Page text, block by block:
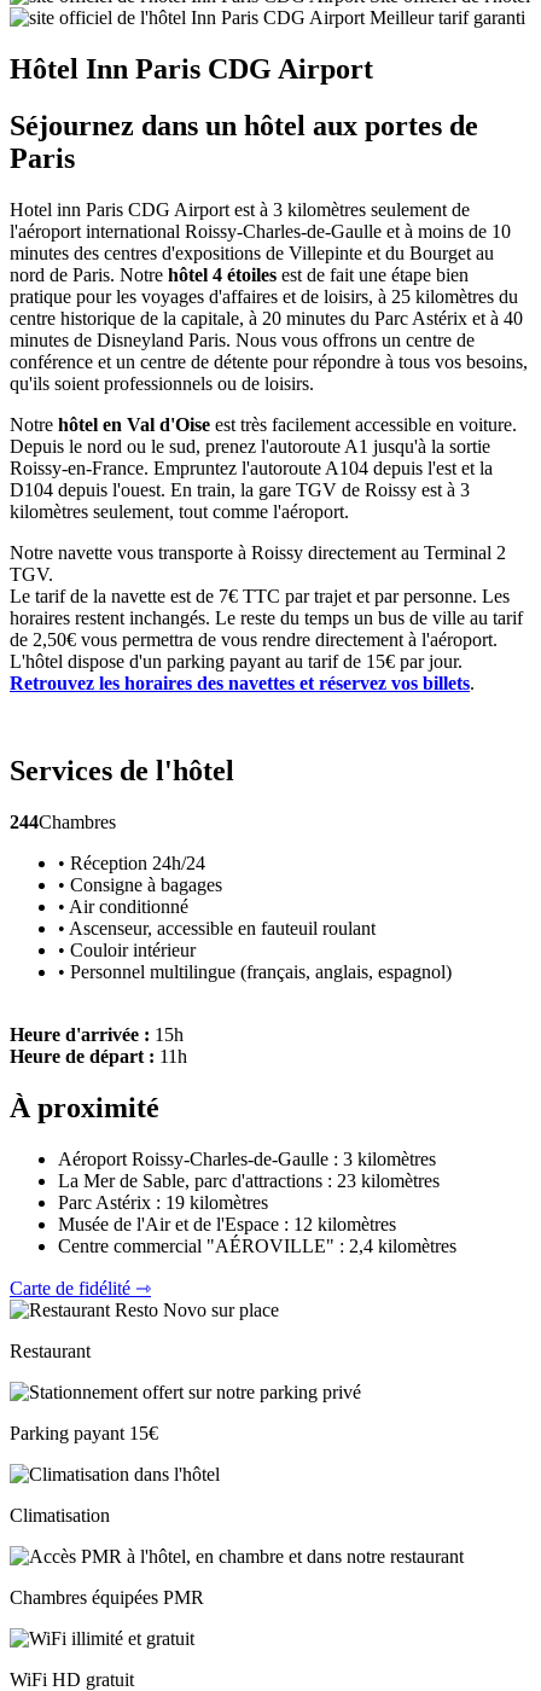
Meilleur tarif garanti
Hôtel Inn Paris CDG Airport
Séjournez dans un hôtel aux portes de
Paris
Hotel inn Paris CDG Airport est à 3 kilomètres seulement de
l'aéroport international Roissy-Charles-de-Gaulle et à moins de 10
minutes des centres d'expositions de Villepinte et du Bourget au
nord de Paris. Notre hôtel 4 étoiles est de fait une étape bien
pratique pour les voyages d'affaires et de loisirs, à 25 kilomètres du
centre historique de la capitale, à 20 minutes du Parc Astérix et à 40
minutes de Disneyland Paris. Nous vous offrons un centre de
conférence et un centre de détente pour répondre à tous vos besoins,
qu'ils soient professionnels ou de loisirs.
Notre hôtel en Val d'Oise est très facilement accessible en voiture.
Depuis le nord ou le sud, prenez l'autoroute A1 jusqu'à la sortie
Roissy-en-France. Empruntez l'autoroute A104 depuis l'est et la
D104 depuis l'ouest. En train, la gare TGV de Roissy est à 3
kilomètres seulement, tout comme l'aéroport.
Notre navette vous transporte à Roissy directement au Terminal 2
TGV.
Le tarif de la navette est de 7€ TTC par trajet et par personne. Les
horaires restent inchangés. Le reste du temps un bus de ville au tarif
de 2,50€ vous permettra de vous rendre directement à l'aéroport.
L'hôtel dispose d'un parking payant au tarif de 15€ par jour.
Retrouvez les horaires des navettes et réservez vos billets.
Services de l'hôtel
244Chambres
• Réception 24h/24
• Consigne à bagages
• Air conditionné
• Ascenseur, accessible en fauteuil roulant
• Couloir intérieur
• Personnel multilingue (français, anglais, espagnol)
Heure d'arrivée : 15h
Heure de départ : 11h
À proximité
Aéroport Roissy-Charles-de-Gaulle : 3 kilomètres
La Mer de Sable, parc d'attractions : 23 kilomètres
Parc Astérix : 19 kilomètres
Musée de l'Air et de l'Espace : 12 kilomètres
Centre commercial "AÉROVILLE" : 2,4 kilomètres
Carte de fidélité ⇾
Restaurant
Parking payant 15€
Climatisation
Chambres équipées PMR
WiFi HD gratuit